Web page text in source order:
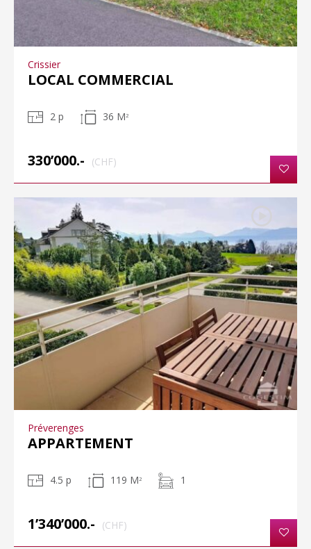
Crissier
LOCAL COMMERCIAL
2 p 36 M 2
330’000.- (CHF)
Préverenges
APPARTEMENT
4.5 p 119 M 2 1
1’340’000.- (CHF)